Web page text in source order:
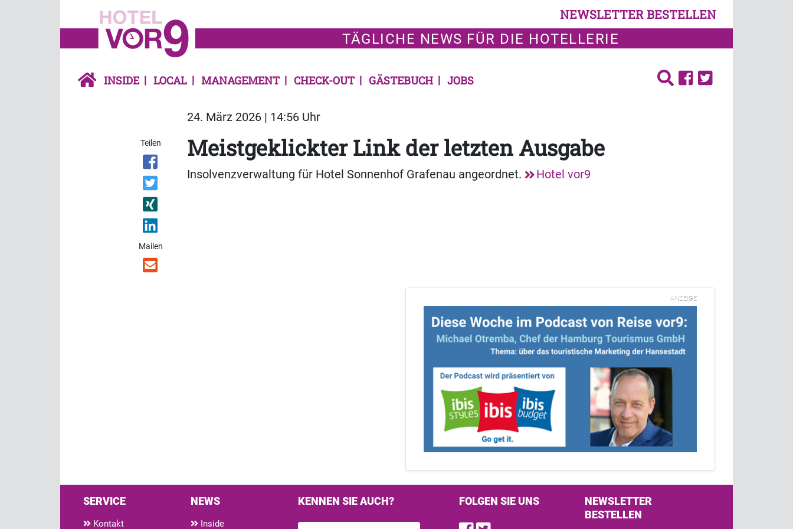
NEWSLETTER BESTELLEN
TÄGLICHE NEWS FÜR DIE HOTELLERIE
INSIDE LOCAL MANAGEMENT CHECK-OUT GÄSTEBUCH JOBS
24. März 2026 | 14:56 Uhr
Teilen
Mailen
Meistgeklickter Link der letzten Ausgabe
Insolvenzverwaltung für Hotel Sonnenhof Grafenau angeordnet. Hotel vor9
ANZEIGE
SERVICE
Kontakt
NEWS
Inside
KENNEN SIE AUCH? FOLGEN SIE UNS
NEWSLETTER
BESTELLEN